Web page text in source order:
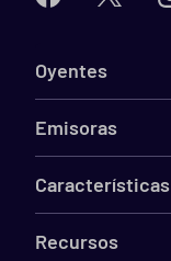
Oyentes
Emisoras
Características
Recursos